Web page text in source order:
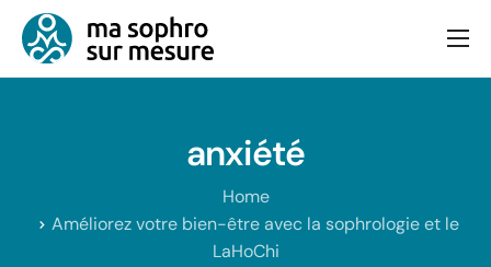
Consultation
Contact
anxiété
Home
Améliorez votre bien-être avec la sophrologie et le
LaHoChi